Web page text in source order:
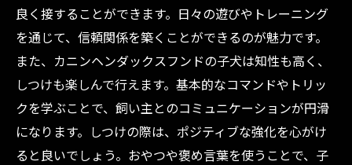
良く接することができます。日々の遊びやトレーニング
を通じて、信頼関係を築くことができるのが魅力です。
また、カニンヘンダックスフンドの子犬は知性も高く、
しつけも楽しんで行えます。基本的なコマンドやトリッ
クを学ぶことで、飼い主とのコミュニケーションが円滑
になります。しつけの際は、ポジティブな強化を心がけ
ると良いでしょう。おやつや褒め言葉を使うことで、子